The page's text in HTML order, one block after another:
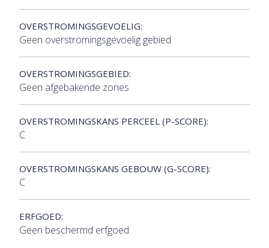
OVERSTROMINGSGEVOELIG:
Geen overstromingsgevoelig gebied
OVERSTROMINGSGEBIED:
Geen afgebakende zones
OVERSTROMINGSKANS PERCEEL (P-SCORE):
C
OVERSTROMINGSKANS GEBOUW (G-SCORE):
C
ERFGOED:
Geen beschermd erfgoed